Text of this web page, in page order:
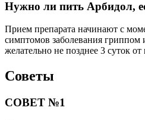
Нужно ли пить Арбидол,
Прием препарата начинают с
симптомов заболевания
желательно не позднее 3 суток от
Советы
СОВЕТ №1